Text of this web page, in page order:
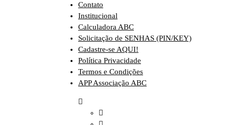
Contato
Institucional
Calculadora ABC
Solicitação de SENHAS (PIN/KEY)
Cadastre-se AQUI!
Política Privacidade
Termos e Condições
APP Associação ABC